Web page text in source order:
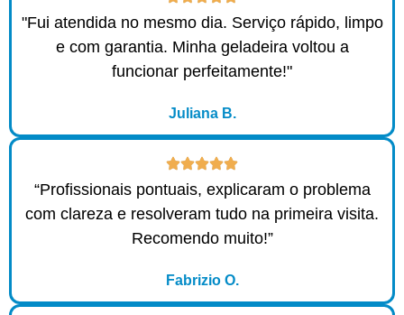
"Fui atendida no mesmo dia. Serviço rápido, limpo
e com garantia. Minha geladeira voltou a
funcionar perfeitamente!"
Juliana B.
“Profissionais pontuais, explicaram o problema
com clareza e resolveram tudo na primeira visita.
Recomendo muito!”
Fabrizio O.